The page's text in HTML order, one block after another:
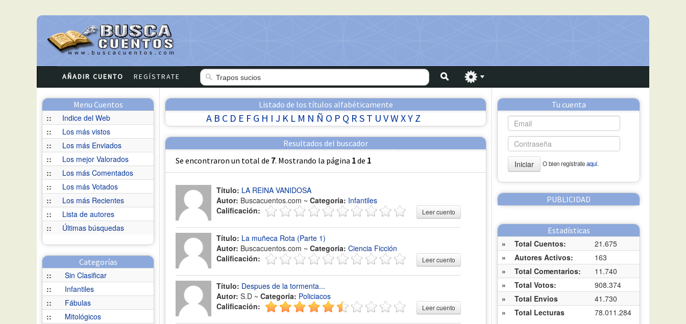
AÑADIR CUENTO REGÍSTRATE
Menu Cuentos
::
Indice del Web
::
Los más vistos
::
Los más Enviados
::
Los mejor Valorados
::
Los más Comentados
::
Los más Votados
::
Los más Recientes
::
Lista de autores
::
Últimas búsquedas
Categorías
::
Sin Clasificar
::
Infantiles
::
Fábulas
::
Mitológicos
Listado de los títulos alfabéticamente
A B C D E F G H I J K L M N Ñ O P Q R S T U VWXY Z
Resultados del buscador
Se encontraron un total de 7. Mostrando la página 1de 1
Título: LA REINA VANIDOSA
Autor: Buscacuentos.com ~ Categoría: Infantiles
Calificación:
Leer cuento
Título: La muñeca Rota (Parte 1)
Autor: Buscacuentos.com ~ Categoría: Ciencia Ficción
Calificación:
Leer cuento
Título: Despues de la tormenta...
Autor: S.D ~ Categoría: Policiacos
Calificación:
Leer cuento
Tu cuenta
Iniciar O bien regístrateaquí.
PUBLICIDAD
Estadísticas
»
Total Cuentos:
21.675
»
Autores Activos:
163
»
Total Comentarios:
11.740
»
Total Votos:
908.374
»
Total Envios
41.730
»
Total Lecturas 78.011.284